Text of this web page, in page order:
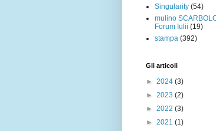
Singularity (54)
mulino
Forum Iulii (19)
stampa (392)
Gli articoli
► 2024 (3)
► 2023 (2)
► 2022 (3)
► 2021 (1)